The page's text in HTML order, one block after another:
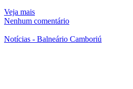
Veja mais
Nenhum comentário
Notícias - Balneário Camboriú